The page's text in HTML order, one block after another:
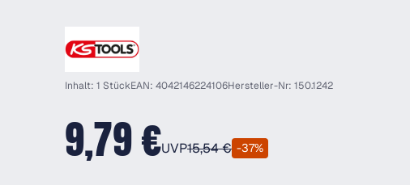
Inhalt: 1 StückEAN: 4042146224106Hersteller-Nr: 150.1242
9,79 €UVP15,54 € -37%